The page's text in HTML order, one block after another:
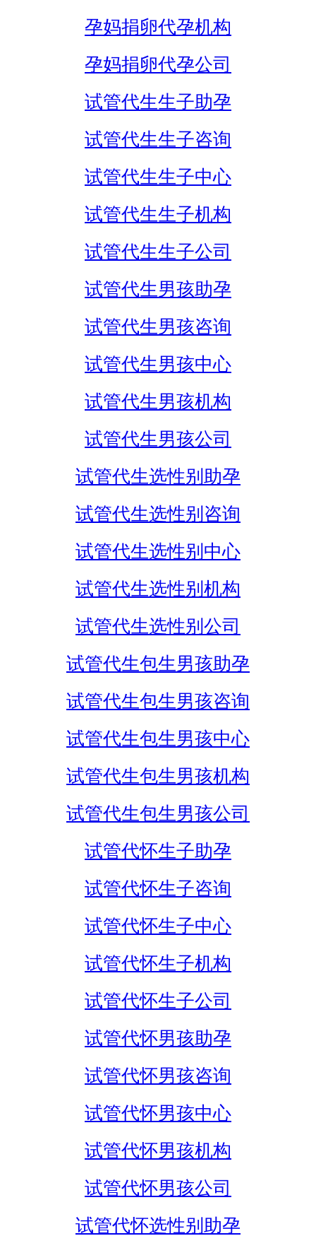
孕妈捐卵代孕机构
孕妈捐卵代孕公司
试管代生生子助孕
试管代生生子咨询
试管代生生子中心
试管代生生子机构
试管代生生子公司
试管代生男孩助孕
试管代生男孩咨询
试管代生男孩中心
试管代生男孩机构
试管代生男孩公司
试管代生选性别助孕
试管代生选性别咨询
试管代生选性别中心
试管代生选性别机构
试管代生选性别公司
试管代生包生男孩助孕
试管代生包生男孩咨询
试管代生包生男孩中心
试管代生包生男孩机构
试管代生包生男孩公司
试管代怀生子助孕
试管代怀生子咨询
试管代怀生子中心
试管代怀生子机构
试管代怀生子公司
试管代怀男孩助孕
试管代怀男孩咨询
试管代怀男孩中心
试管代怀男孩机构
试管代怀男孩公司
试管代怀选性别助孕